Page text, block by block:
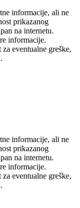
informacije, ali ne
prikazanog
na internetu.
informacije.
eventualne greške,
informacije, ali ne
prikazanog
na internetu.
informacije.
eventualne greške,